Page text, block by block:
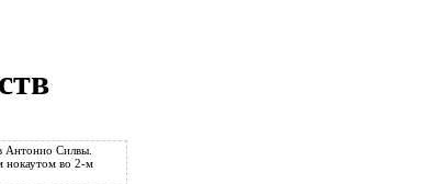
Антонио Силвы.
нокаутом во 2-м